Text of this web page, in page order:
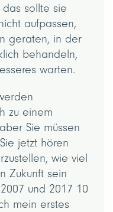
sollte sie
aufpassen,
geraten, in der
behandeln,
warten.
zu einem
Sie müssen
jetzt hören
wie viel
Zukunft sein
und 2017 10
mein erstes